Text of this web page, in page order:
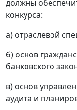
должны
конкурса:
а) отраслевой
б) основ
банковского
в) основ
аудита и